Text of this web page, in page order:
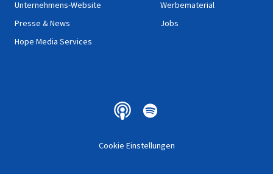
Unternehmens-Website
Presse & News
Hope Media Services
Werbematerial
Jobs
Cookie Einstellungen